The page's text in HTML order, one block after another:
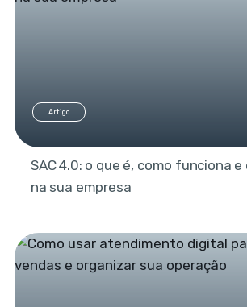
Artigo
SAC 4.0: o que é, como funciona
na sua empresa